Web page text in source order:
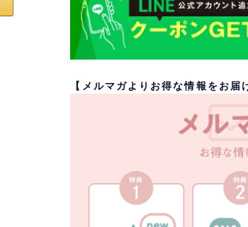
【メルマガよりお得な情報をお届